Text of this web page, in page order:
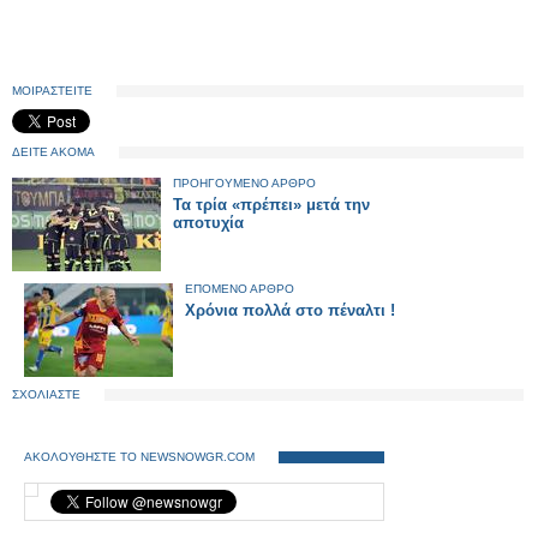
ΜΟΙΡΑΣΤΕΙΤΕ
ΔΕΙΤΕ ΑΚΟΜΑ
ΠΡΟΗΓΟΥΜΕΝΟ ΑΡΘΡΟ
Τα τρία «πρέπει» μετά την
αποτυχία
ΕΠΟΜΕΝΟ ΑΡΘΡΟ
Xρόνια πολλά στο πέναλτι !
ΣΧΟΛΙΑΣΤΕ
ΑΚΟΛΟΥΘΗΣΤΕ ΤΟ NEWSNOWGR.COM